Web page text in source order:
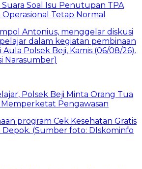
Soal Isu Penutupan TPA
Tetap Normal
Polsek Beji Minta Orang Tua
Pengawasan